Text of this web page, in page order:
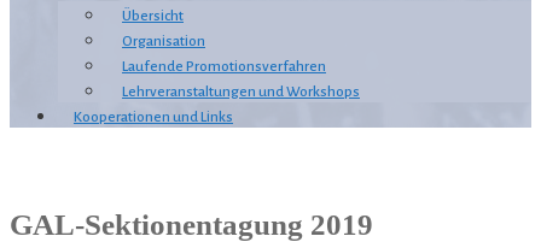
Übersicht
Organisation
Laufende Promotionsverfahren
Lehrveranstaltungen und Workshops
Kooperationen und Links
GAL-Sektionentagung 2019